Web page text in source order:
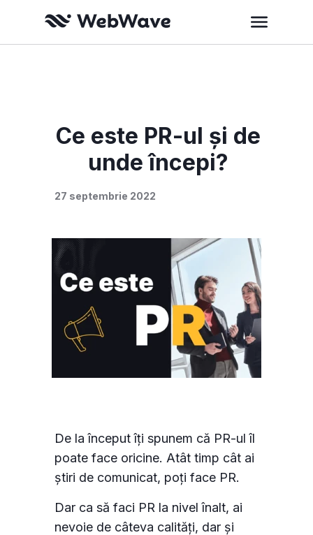
Ce este PR-ul și de
unde începi?
27 septembrie 2022
De la început îți spunem că PR-ul îl
poate face oricine. Atât timp cât ai
știri de comunicat, poți face PR.
Dar ca să faci PR la nivel înalt, ai
nevoie de câteva calități, dar și